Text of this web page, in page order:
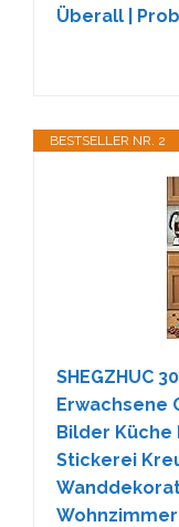
Überall |
BESTSELLER NR. 2
SHEGZHUC
Erwachsene
Bilder Küche
Stickerei
Wohnzimmer